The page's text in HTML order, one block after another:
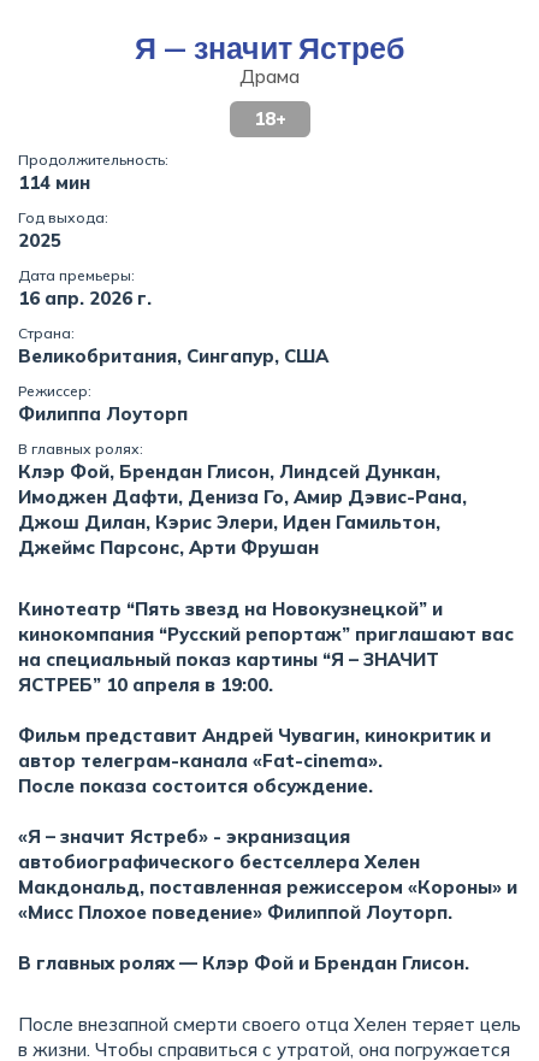
Я — значит Ястреб
Драма
18+
Продолжительность:
114 мин
Год выхода:
2025
Дата премьеры:
16 апр. 2026 г.
Страна:
Великобритания, Сингапур, США
Режиссер:
Филиппа Лоуторп
В главных ролях:
Клэр Фой, Брендан Глисон, Линдсей Дункан,
Имоджен Дафти, Дениза Го, Амир Дэвис-Рана,
Джош Дилан, Кэрис Элери, Иден Гамильтон,
Джеймс Парсонс, Арти Фрушан
Кинотеатр “Пять звезд на Новокузнецкой” и
кинокомпания “Русский репортаж” приглашают вас
на специальный показ картины “Я – ЗНАЧИТ
ЯСТРЕБ” 10 апреля в 19:00.
Фильм представит Андрей Чувагин, кинокритик и
автор телеграм-канала «Fat-cinema».
После показа состоится обсуждение.
«Я – значит Ястреб» - экранизация
автобиографического бестселлера Хелен
Макдональд, поставленная режиссером «Короны» и
«Мисс Плохое поведение» Филиппой Лоуторп.
В главных ролях — Клэр Фой и Брендан Глисон.
После внезапной смерти своего отца Хелен теряет цель
в жизни. Чтобы справиться с утратой, она погружается